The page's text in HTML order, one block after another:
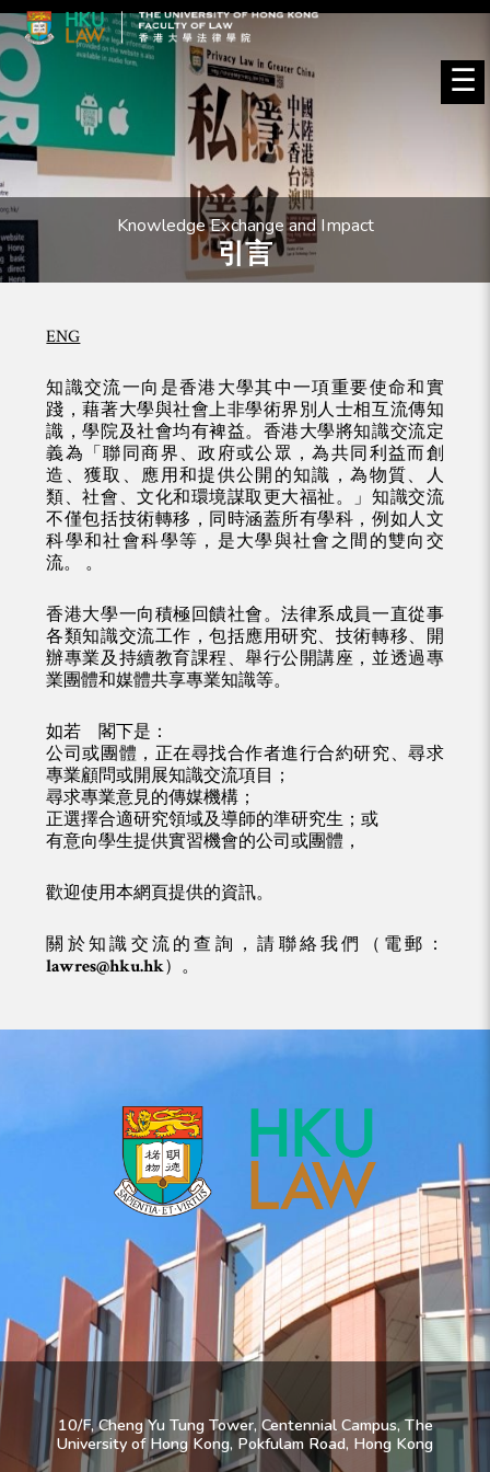
☰
Knowledge Exchange and Impact
引言
ENG
知識交流一向是香港大學其中一項重要使命和實
踐，藉著大學與社會上非學術界別人士相互流傳知
識，學院及社會均有裨益。香港大學將知識交流定
義為「聯同商界、政府或公眾，為共同利益而創
造、獲取、應用和提供公開的知識，為物質、人
類、社會、文化和環境謀取更大福祉。」知識交流
不僅包括技術轉移，同時涵蓋所有學科，例如人文
科學和社會科學等，是大學與社會之間的雙向交
流。 。
香港大學一向積極回饋社會。法律系成員一直從事
各類知識交流工作，包括應用研究、技術轉移、開
辦專業及持續教育課程、舉行公開講座，並透過專
業團體和媒體共享專業知識等。
如若 閣下是：
公司或團體，正在尋找合作者進行合約研究、尋求
專業顧問或開展知識交流項目；
尋求專業意見的傳媒機構；
正選擇合適研究領域及導師的準研究生；或
有意向學生提供實習機會的公司或團體，
歡迎使用本網頁提供的資訊。
關於知識交流的查詢，請聯絡我們（電郵：
lawres@hku.hk）。
10/F, Cheng Yu Tung Tower, Centennial Campus, The
University of Hong Kong, Pokfulam Road, Hong Kong